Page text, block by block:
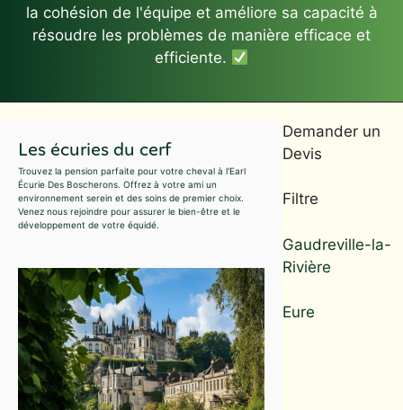
la cohésion de l'équipe et améliore sa capacité à
résoudre les problèmes de manière efficace et
efficiente.
Les écuries du cerf
Trouvez la pension parfaite pour votre cheval à l'Earl
Écurie Des Boscherons. Offrez à votre ami un
environnement serein et des soins de premier choix.
Venez nous rejoindre pour assurer le bien-être et le
développement de votre équidé.
Demander un
Devis
Filtre
Gaudreville-la-
Rivière
Eure